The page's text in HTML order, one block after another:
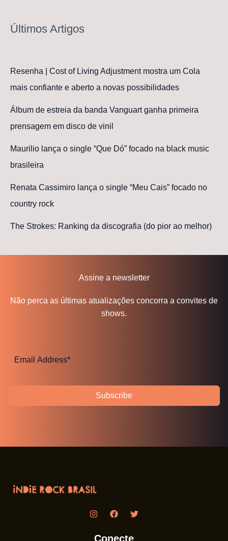
Últimos Artigos
Resenha | Cost of Living Adjustment mostra um Cola
mais confiante e aberto a novas possibilidades
Álbum de estreia da banda Vanguart ganha primeira
prensagem em disco de vinil
Maurilio lança o single “Que Dó” focado na black music
brasileira
Renata Cassimiro lança o single “Meu Cais” focado no
country rock
The Strokes: Ranking da discografia (do pior ao melhor)
Assine a newsletter
Não perca as últimas atualizações concorra a convites de
shows.
Subscribe
Conecte